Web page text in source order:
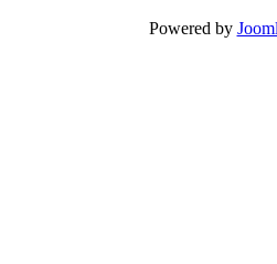
Powered by